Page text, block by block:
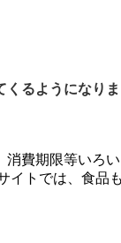
るようになりま
消費期限等いろ
イトでは、食品